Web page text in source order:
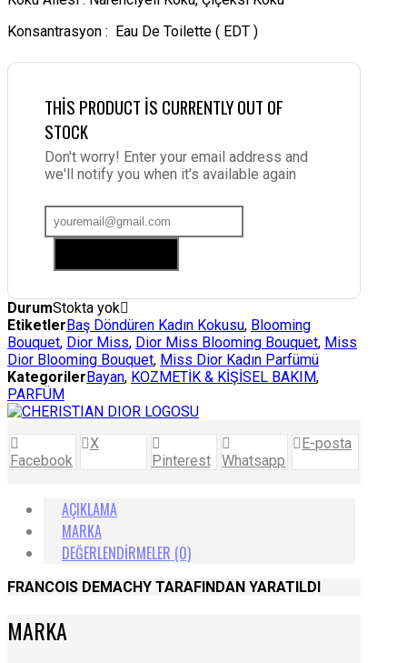
Konsantrasyon : Eau De Toilette ( EDT )
THIS PRODUCT IS CURRENTLY OUT OF
STOCK
Don't worry! Enter your email address and
we'll notify you when it's available again
DurumStokta yok
EtiketlerBaş Döndüren Kadın Kokusu, Blooming
Bouquet, Dior Miss, Dior Miss Blooming Bouquet, Miss
Dior Blooming Bouquet, Miss Dior Kadın Parfümü
KategorilerBayan, KOZMETİK & KİŞİSEL BAKIM,
PARFÜM
Facebook
X
Pinterest
Whatsapp
E-posta
AÇIKLAMA
MARKA
DEĞERLENDIRMELER (0)
FRANCOIS DEMACHY TARAFINDAN YARATILDI
MARKA